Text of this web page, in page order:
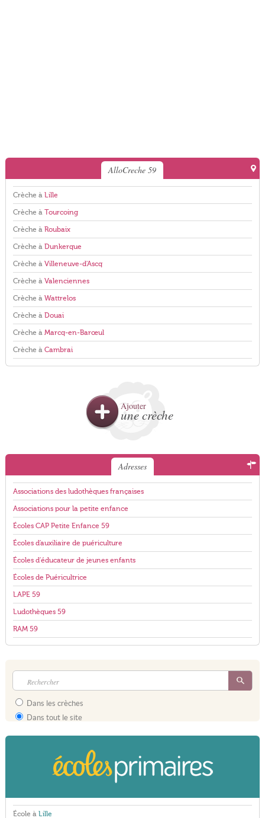
AlloCreche 59
Crèche à Lille
Crèche à Tourcoing
Crèche à Roubaix
Crèche à Dunkerque
Crèche à Villeneuve-d'Ascq
Crèche à Valenciennes
Crèche à Wattrelos
Crèche à Douai
Crèche à Marcq-en-Barœul
Crèche à Cambrai
Ajouter
une crèche
Adresses
Associations des ludothèques françaises
Associations pour la petite enfance
Écoles CAP Petite Enfance 59
Écoles d'auxiliaire de puériculture
Écoles d'éducateur de jeunes enfants
Écoles de Puéricultrice
LAPE 59
Ludothèques 59
RAM 59
Dans les crèches
Dans tout le site
École à Lille